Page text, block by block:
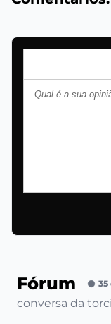
Fórum
conversa da